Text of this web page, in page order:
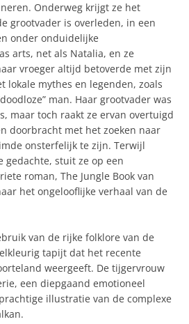
Onderweg krijgt ze het
grootvader is overleden, in een
onder onduidelijke
arts, net als Natalia, en ze
vroeger altijd betoverde met zijn
lokale mythes en legenden, zoals
man. Haar grootvader was
maar toch raakt ze ervan overtuigd
doorbracht met het zoeken naar
onsterfelijk te zijn. Terwijl
gedachte, stuit ze op een
roman, The Jungle Book van
het ongelooflijke verhaal van de
van de rijke folklore van de
tapijt dat het recente
weergeeft. De tijgervrouw
een diepgaand emotioneel
illustratie van de complexe